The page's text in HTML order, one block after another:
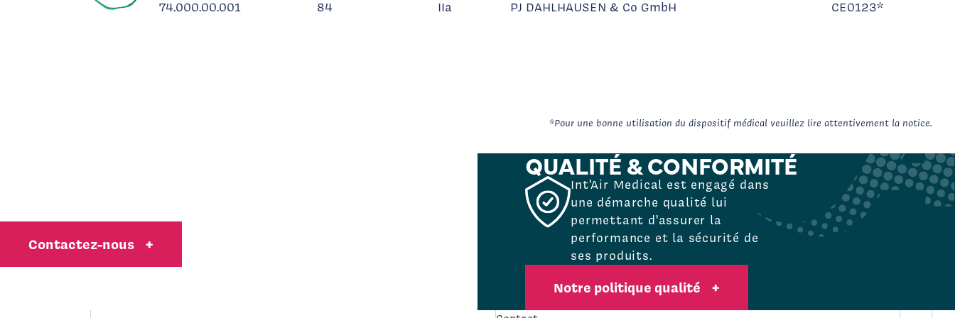
74.000.00.001 84 IIa PJ DAHLHAUSEN & Co GmbH CE0123*
*Pour une bonne utilisation du dispositif médical veuillez lire attentivement la notice.
Contactez-nous +
QUALITÉ & CONFORMITÉ
Int'Air Medical est engagé dans
une démarche qualité lui
permettant d'assurer la
performance et la sécurité de
ses produits.
Notre politique qualité +